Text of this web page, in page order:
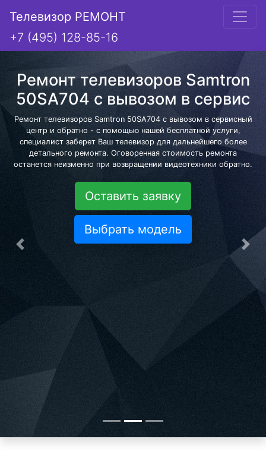
Телевизор РЕМОНТ
+7 (495) 128-85-16
Ремонт телевизоров Samtron
50SA704 с вывозом в сервис
Ремонт телевизоров Samtron 50SA704 с вывозом в сервисный
центр и обратно - с помощью нашей бесплатной услуги,
специалист заберет Ваш телевизор для дальнейшего более
детального ремонта. Оговоренная стоимость ремонта
останется неизменно при возвращении видеотехники обратно.
Оставить заявку
Выбрать модель
Предыдущая